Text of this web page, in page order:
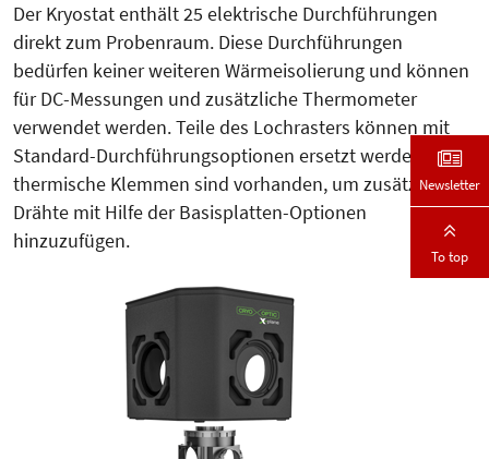
Der Kryostat enthält 25 elektri­sche Durchführungen
direkt zum Pro­ben­raum. Diese Durchfüh­rungen
bedürfen keiner weiteren Wärme­isolierung und können
für DC-Mes­sungen und zusätzliche Thermo­meter
verwendet werden. Teile des Lochrasters können mit
Standard-Durchführungsoptionen ersetzt werden. Vier
thermische Klem­men sind vorhanden, um zusätzliche
Drähte mit Hilfe der Basisplatten-Optionen
hinzuzufügen.
Newsletter
To top